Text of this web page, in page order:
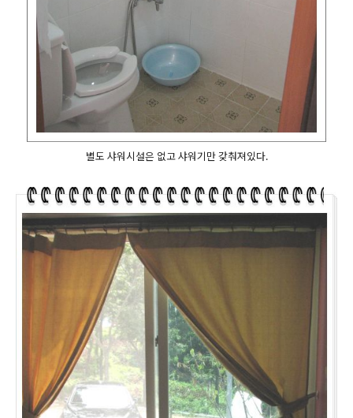
별도 샤워시설은 없고 샤워기만 갖춰져있다.